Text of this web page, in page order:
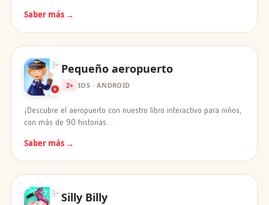
Saber más →
Pequeño aeropuerto
2+ IOS · ANDROID
¡Descubre el aeropuerto con nuestro libro interactivo para niños,
con más de 90 historias…
Saber más →
Silly Billy